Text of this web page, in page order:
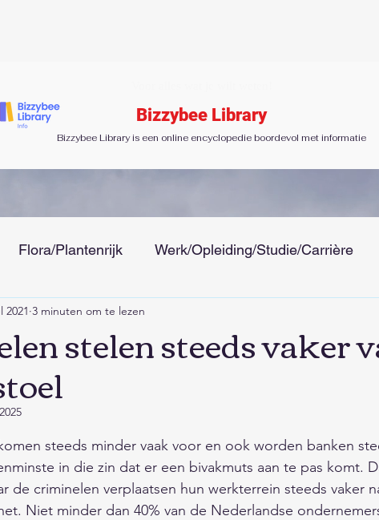
Bizzybee Library
Bizzybee Library is een online encyclopedie boordevol met informatie
Flora/Plantenrijk Werk/Opleiding/Studie/Carrière
Tijd Gezondheid/Ziektes/Uiterlijk/Mode
en onderhoud
Digitaal/Internet/Smartphone/Media Actualiteiten/
Opvoeding/Relaties Winkels/Bedrijven/Sites/
stelen steeds vaker
2021 3 minuten om te lezen
NaN uit 5 sterren.
steeds minder vaak voor en ook worden banken
in die zin dat er een bivakmuts aan te pas komt.
de criminelen verplaatsen hun werkterrein steeds vaker
Niet minder dan 40% van de Nederlandse